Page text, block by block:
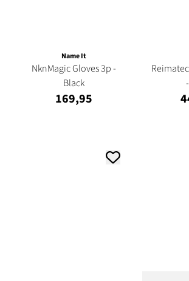
Name It
NknMagic Gloves 3p -
Black
169,95